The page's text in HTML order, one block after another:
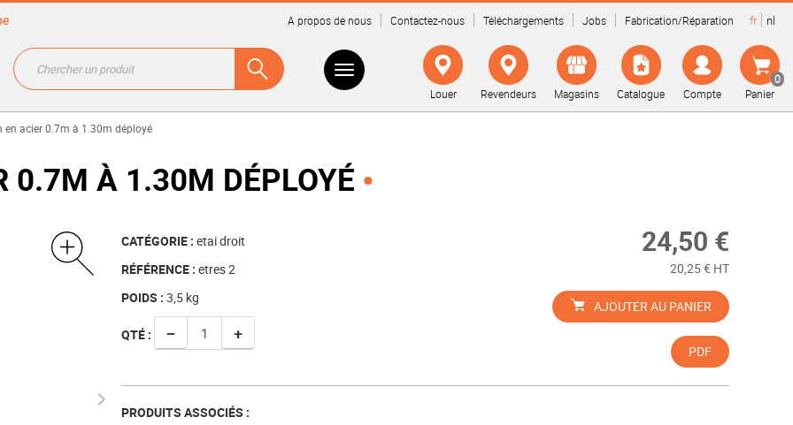
A propos de nous Contactez-nous Téléchargements Jobs Fabrication/Réparation fr nl
0
Panier
Compte
Catalogue
Magasins
Revendeurs
Louer
en acier 0.7m à 1.30m déployé
0.7M À 1.30M DÉPLOYÉ
CATÉGORIE : etai droit
RÉFÉRENCE : etres 2
POIDS : 3,5 kg
QTÉ : − +
24,50 €
20,25 € HT
AJOUTER AU PANIER
PDF
PRODUITS ASSOCIÉS :